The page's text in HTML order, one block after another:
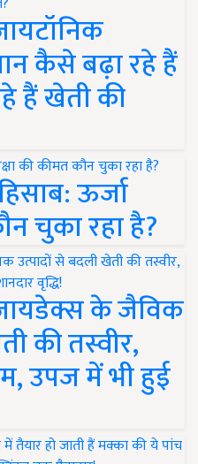
कैसे बढ़ा रहे हैं
हैं खेती की
ऊर्जा
चुका रहा है?
के जैविक
की तस्वीर,
उपज में भी हुई